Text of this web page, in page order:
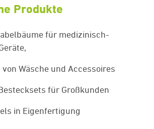
Produkte
für medizinisch-
Wäsche und Accessoires
für Großkunden
in Eigenfertigung